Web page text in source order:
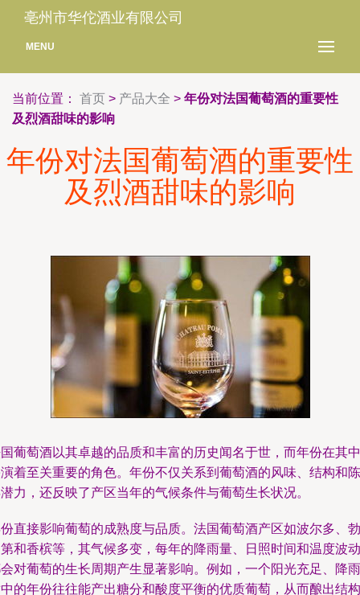
亳州市华佗酒业有限公司
MENU
当前位置： 首页 > 产品大全 > 年份对法国葡萄酒的重要性
及烈酒甜味的影响
年份对法国葡萄酒的重要性
及烈酒甜味的影响
葡萄酒以其卓越的品质和丰富的历史闻名于世，而年份在其中
着至关重要的角色。年份不仅关系到葡萄酒的风味、结构和陈
力，还反映了产区当年的气候条件与葡萄生长状况。
直接影响葡萄的成熟度与品质。法国葡萄酒产区如波尔多、勃
和香槟等，其气候多变，每年的降雨量、日照时间和温度波动
对葡萄的生长周期产生显著影响。例如，一个阳光充足、降雨
的年份往往能产出糖分和酸度平衡的优质葡萄，从而酿出结构